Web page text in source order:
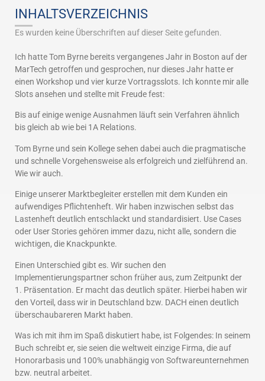
INHALTSVERZEICHNIS
Es wurden keine Überschriften auf dieser Seite gefunden.
Ich hatte Tom Byrne bereits vergangenes Jahr in Boston auf der
MarTech getroffen und gesprochen, nur dieses Jahr hatte er
einen Workshop und vier kurze Vortragsslots. Ich konnte mir alle
Slots ansehen und stellte mit Freude fest:
Bis auf einige wenige Ausnahmen läuft sein Verfahren ähnlich
bis gleich ab wie bei 1A Relations.
Tom Byrne und sein Kollege sehen dabei auch die pragmatische
und schnelle Vorgehensweise als erfolgreich und zielführend an.
Wie wir auch.
Einige unserer Marktbegleiter erstellen mit dem Kunden ein
aufwendiges Pflichtenheft. Wir haben inzwischen selbst das
Lastenheft deutlich entschlackt und standardisiert. Use Cases
oder User Stories gehören immer dazu, nicht alle, sondern die
wichtigen, die Knackpunkte.
Einen Unterschied gibt es. Wir suchen den
Implementierungspartner schon früher aus, zum Zeitpunkt der
1. Präsentation. Er macht das deutlich später. Hierbei haben wir
den Vorteil, dass wir in Deutschland bzw. DACH einen deutlich
überschaubareren Markt haben.
Was ich mit ihm im Spaß diskutiert habe, ist Folgendes: In seinem
Buch schreibt er, sie seien die weltweit einzige Firma, die auf
Honorarbasis und 100% unabhängig von Softwareunternehmen
bzw. neutral arbeitet.